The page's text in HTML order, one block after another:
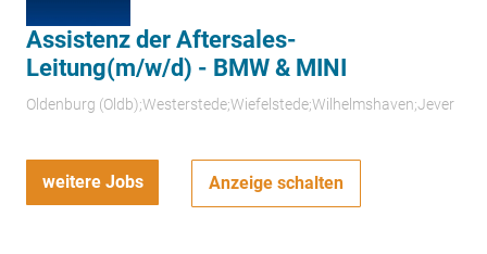
Assistenz der Aftersales-
Leitung(m/w/d) - BMW & MINI
Oldenburg (Oldb);Westerstede;Wiefelstede;Wilhelmshaven;Jever
weitere Jobs Anzeige schalten